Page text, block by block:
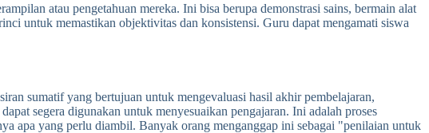
atau pengetahuan mereka. Ini bisa berupa demonstrasi sains, bermain alat
untuk memastikan objektivitas dan konsistensi. Guru dapat mengamati siswa
sumatif yang bertujuan untuk mengevaluasi hasil akhir pembelajaran,
segera digunakan untuk menyesuaikan pengajaran. Ini adalah proses
apa yang perlu diambil. Banyak orang menganggap ini sebagai "penilaian untuk